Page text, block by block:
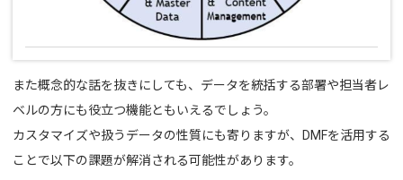
また概念的な話を抜きにしても、データを統括する部署や担当者レ
ベルの方にも役立つ機能ともいえるでしょう。
カスタマイズや扱うデータの性質にも寄りますが、DMFを活用する
ことで以下の課題が解消される可能性があります。